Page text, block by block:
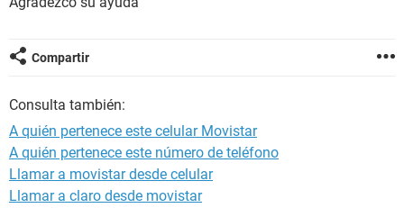
Compartir
Consulta también:
A quién pertenece este celular Movistar
A quién pertenece este número de teléfono
Llamar a movistar desde celular
Llamar a claro desde movistar